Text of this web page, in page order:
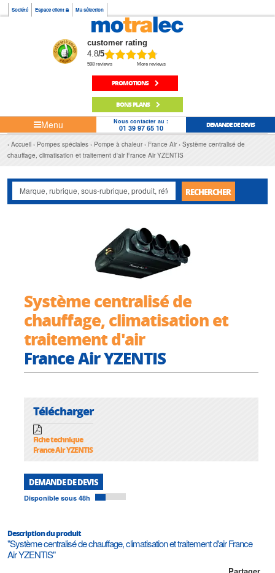
Société Espace client Ma sélection
customer rating
4.8/5
598 reviews More reviews
PROMOTIONS
BONS PLANS
Menu Nous contacter au :
01 39 97 65 10 DEMANDE DE DEVIS
Accueil Pompes spéciales Pompe à chaleur France Air
Système centralisé de
chauffage, climatisation et traitement d'air France Air YZENTIS
RECHERCHER
Système centralisé de
chauffage, climatisation et
traitement d'air
France Air YZENTIS
Télécharger
Fiche technique
France Air YZENTIS
DEMANDE DE DEVIS
Disponible sous 48h
Description du produit
"Système centralisé de chauffage, climatisation et traitement d'air France
Air YZENTIS"